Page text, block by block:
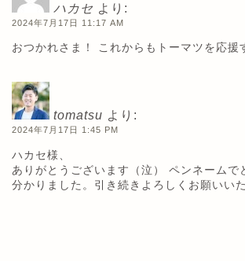
ハカセ より:
2024年7月17日 11:17 AM
おつかれさま！ これからもトーマツを応援
tomatsu より:
2024年7月17日 1:45 PM
ハカセ様、
ありがとうございます（泣） ペンネームで
分かりました。引き続きよろしくお願いい